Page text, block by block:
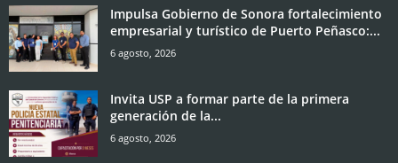
Impulsa Gobierno de Sonora fortalecimiento
empresarial y turístico de Puerto Peñasco:...
6 agosto, 2026
Invita USP a formar parte de la primera
generación de la...
6 agosto, 2026